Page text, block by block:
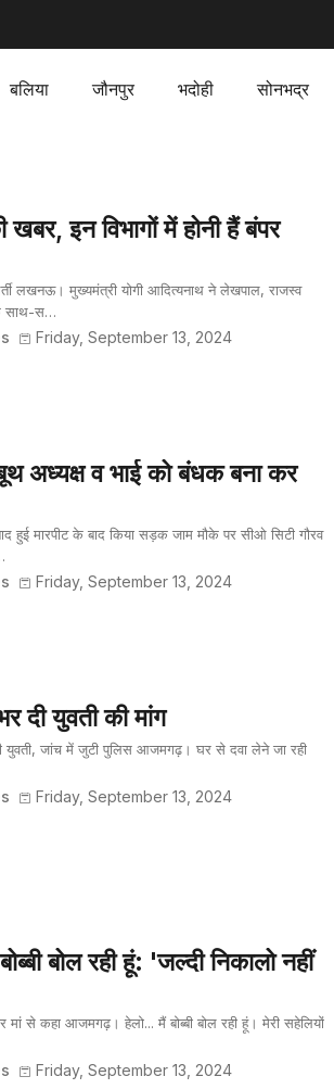
बलिया जौनपुर भदोही सोनभद्र
इन विभागों में होनी हैं बंपर
लखनऊ। मुख्यमंत्री योगी आदित्यनाथ ने लेखपाल, राजस्व
साथ-स…
Friday, September 13, 2024
अध्यक्ष व भाई को बंधक बना कर
हुई मारपीट के बाद किया सड़क जाम मौके पर सीओ सिटी गौरव
Friday, September 13, 2024
दी युवती की मांग
युवती, जांच में जुटी पुलिस आजमगढ़। घर से दवा लेने जा रही
Friday, September 13, 2024
बोल रही हूं: 'जल्दी निकालो नहीं
से कहा आजमगढ़। हेलो... मैं बोब्बी बोल रही हूं। मेरी सहेलियों
Friday, September 13, 2024